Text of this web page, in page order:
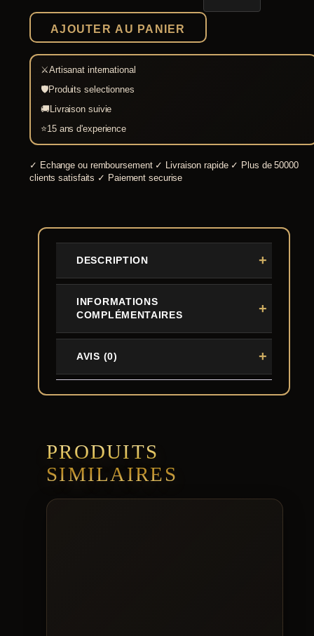
AJOUTER AU PANIER
⚔Artisanat international
🛡Produits selectionnes
🚚Livraison suivie
⭐15 ans d'experience
✓ Echange ou remboursement ✓ Livraison rapide ✓ Plus de 50000
clients satisfaits ✓ Paiement securise
DESCRIPTION
INFORMATIONS
COMPLÉMENTAIRES
AVIS (0)
PRODUITS
SIMILAIRES